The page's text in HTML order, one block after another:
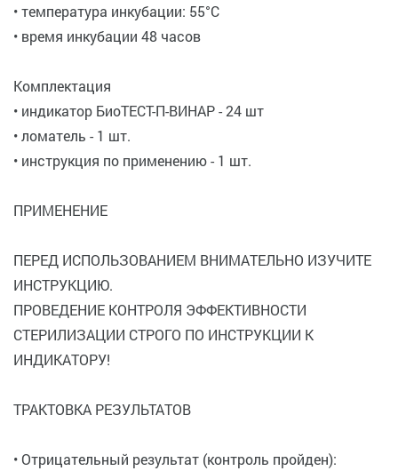
• температура инкубации: 55°C
• время инкубации 48 часов
Комплектация
• индикатор БиоТЕСТ-П-ВИНАР - 24 шт
• ломатель - 1 шт.
• инструкция по применению - 1 шт.
ПРИМЕНЕНИЕ
ПЕРЕД ИСПОЛЬЗОВАНИЕМ ВНИМАТЕЛЬНО ИЗУЧИТЕ
ИНСТРУКЦИЮ.
ПРОВЕДЕНИЕ КОНТРОЛЯ ЭФФЕКТИВНОСТИ
СТЕРИЛИЗАЦИИ СТРОГО ПО ИНСТРУКЦИИ К
ИНДИКАТОРУ!
ТРАКТОВКА РЕЗУЛЬТАТОВ
• Отрицательный результат (контроль пройден):